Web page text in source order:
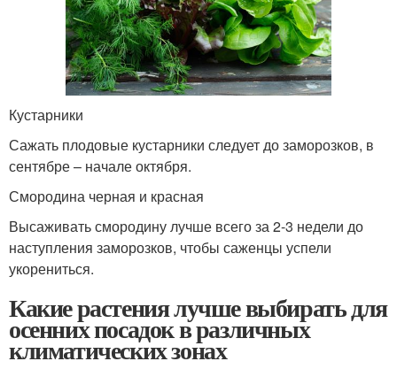
Кустарники
Сажать плодовые кустарники следует до заморозков, в
сентябре – начале октября.
Смородина черная и красная
Высаживать смородину лучше всего за 2-3 недели до
наступления заморозков, чтобы саженцы успели
укорениться.
Какие растения лучше выбирать для
осенних посадок в различных
климатических зонах